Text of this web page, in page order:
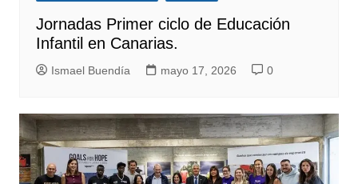
Jornadas Primer ciclo de Educación
Infantil en Canarias.
Ismael Buendía mayo 17, 2026 0